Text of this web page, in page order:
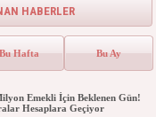
yapılır? ÖSYM AİS – YKS
Tercih Kılavuzu ve
Robotu: YÖK Atlas
Ekranı İçin TIKLAYIN!
HABERLER
Bu Hafta Bu Ay
Emekli İçin Beklenen Gün!
Hesaplara Geçiyor